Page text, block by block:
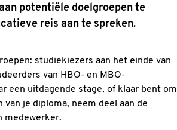
potentiële doelgroepen te
reis aan te spreken.
studiekiezers aan het einde van
van HBO- en MBO-
een uitdagende stage, of klaar bent om
je diploma, neem deel aan de
medewerker.